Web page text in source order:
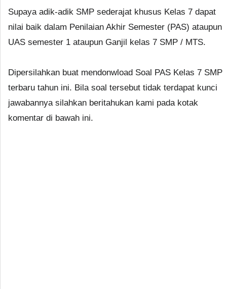
Supaya adik-adik SMP sederajat khusus Kelas 7 dapat
nilai baik dalam Penilaian Akhir Semester (PAS) ataupun
UAS semester 1 ataupun Ganjil kelas 7 SMP / MTS.
Dipersilahkan buat mendonwload Soal PAS Kelas 7 SMP
terbaru tahun ini. Bila soal tersebut tidak terdapat kunci
jawabannya silahkan beritahukan kami pada kotak
komentar di bawah ini.